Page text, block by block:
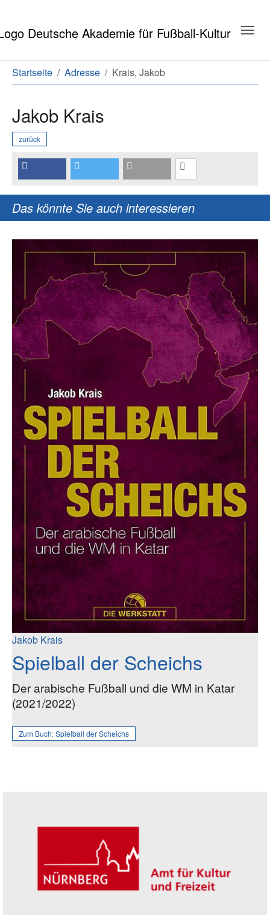
Sie sind hier:
Startseite Adresse Krais, Jakob
Jakob Krais
zurück
Das könnte Sie auch interessieren
Jakob Krais
Spielball der Scheichs
Der arabische Fußball und die WM in Katar
(2021/2022)
Zum Buch:Spielball der Scheichs